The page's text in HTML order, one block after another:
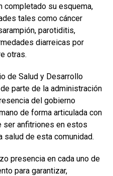
completado su esquema,
tales como cáncer
parotiditis,
diarreicas por
otras.
de Salud y Desarrollo
parte de la administración
del gobierno
de forma articulada con
ser anfitriones en estos
salud de esta comunidad.
presencia en cada uno de
para garantizar,